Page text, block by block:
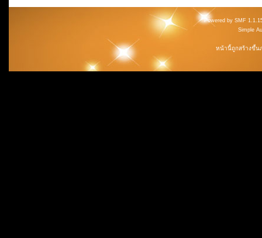
Powered by SMF
Simple
หน้านี้ถูกสร้างขึ้น